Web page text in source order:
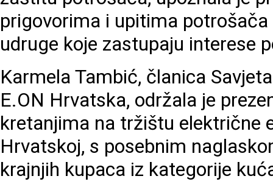
prigovorima i upitima
udruge koje zastupaju interese
Karmela Tambić, članica
E.ON Hrvatska, održala je
kretanjima na tržištu električne
Hrvatskoj, s posebnim
krajnjih kupaca iz kategorije